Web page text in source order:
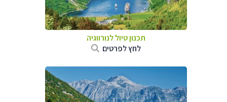
תכנון טיול לנורווגיה
לחץ לפרטים